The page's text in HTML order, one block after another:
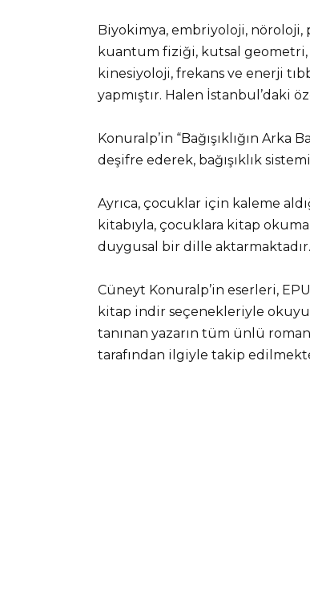
Biyokimya, embriyoloji, nöroloji,
kuantum fiziği, kutsal geometri,
kinesiyoloji, frekans ve enerji
yapmıştır. Halen İstanbul’daki
Konuralp’in “Bağışıklığın
deşifre ederek, bağışıklık
Ayrıca, çocuklar için kaleme
kitabıyla, çocuklara kitap
duygusal bir dille aktarmaktadır.
Cüneyt Konuralp’in eserleri,
kitap indir seçenekleriyle
tanınan yazarın tüm ünlü
tarafından ilgiyle takip